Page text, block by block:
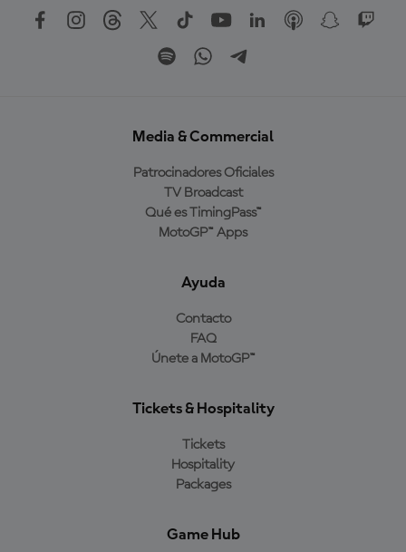
Media & Commercial
Patrocinadores Oficiales
TV Broadcast
Qué es TimingPass™
MotoGP™ Apps
Ayuda
Contacto
FAQ
Únete a MotoGP™
Tickets & Hospitality
Tickets
Hospitality
Packages
Game Hub